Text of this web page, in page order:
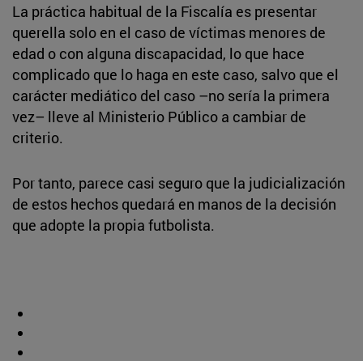
La práctica habitual de la Fiscalía es presentar
querella solo en el caso de víctimas menores de
edad o con alguna discapacidad, lo que hace
complicado que lo haga en este caso, salvo que el
carácter mediático del caso –no sería la primera
vez– lleve al Ministerio Público a cambiar de
criterio.
Por tanto, parece casi seguro que la judicialización
de estos hechos quedará en manos de la decisión
que adopte la propia futbolista.